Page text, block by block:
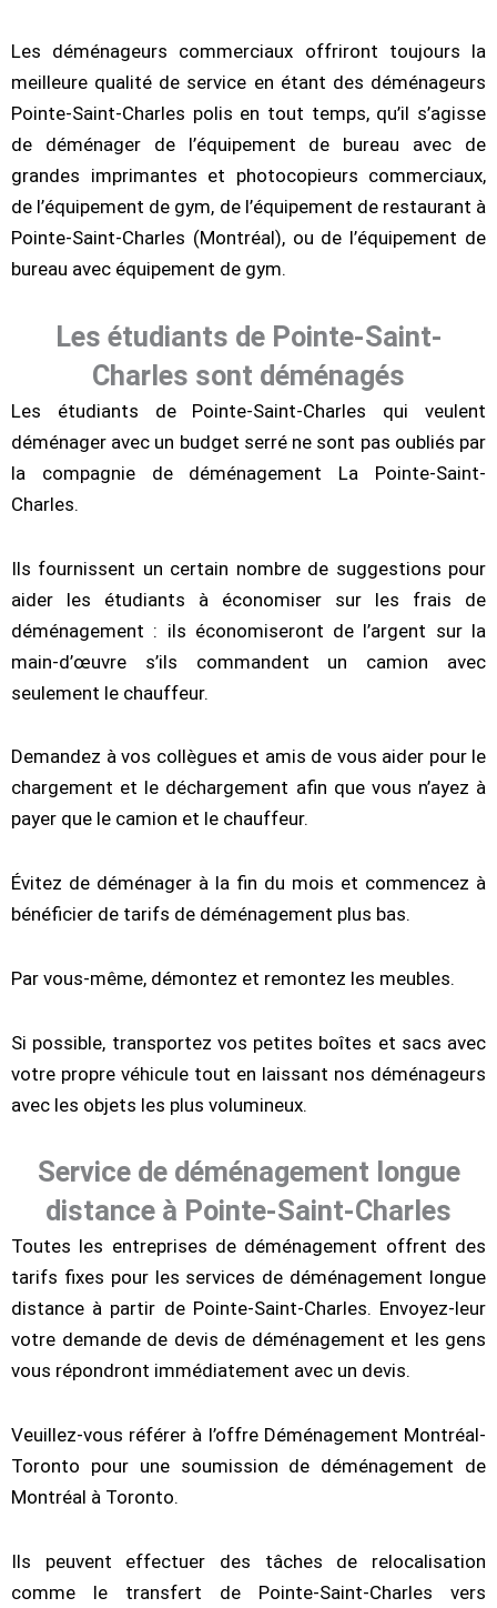
Les déménageurs commerciaux offriront toujours la
meilleure qualité de service en étant des déménageurs
Pointe-Saint-Charles polis en tout temps, qu’il s’agisse
de déménager de l’équipement de bureau avec de
grandes imprimantes et photocopieurs commerciaux,
de l’équipement de gym, de l’équipement de restaurant à
Pointe-Saint-Charles (Montréal), ou de l’équipement de
bureau avec équipement de gym.
Les étudiants de Pointe-Saint-
Charles sont déménagés
Les étudiants de Pointe-Saint-Charles qui veulent
déménager avec un budget serré ne sont pas oubliés par
la compagnie de déménagement La Pointe-Saint-
Charles.
Ils fournissent un certain nombre de suggestions pour
aider les étudiants à économiser sur les frais de
déménagement : ils économiseront de l’argent sur la
main-d’œuvre s’ils commandent un camion avec
seulement le chauffeur.
Demandez à vos collègues et amis de vous aider pour le
chargement et le déchargement afin que vous n’ayez à
payer que le camion et le chauffeur.
Évitez de déménager à la fin du mois et commencez à
bénéficier de tarifs de déménagement plus bas.
Par vous-même, démontez et remontez les meubles.
Si possible, transportez vos petites boîtes et sacs avec
votre propre véhicule tout en laissant nos déménageurs
avec les objets les plus volumineux.
Service de déménagement longue
distance à Pointe-Saint-Charles
Toutes les entreprises de déménagement offrent des
tarifs fixes pour les services de déménagement longue
distance à partir de Pointe-Saint-Charles. Envoyez-leur
votre demande de devis de déménagement et les gens
vous répondront immédiatement avec un devis.
Veuillez-vous référer à l’offre Déménagement Montréal-
Toronto pour une soumission de déménagement de
Montréal à Toronto.
Ils peuvent effectuer des tâches de relocalisation
comme le transfert de Pointe-Saint-Charles vers